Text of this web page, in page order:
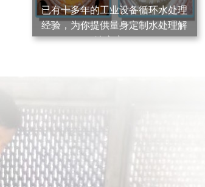
已有十多年的工业设备循环水处理
经验，为你提供量身定制水处理解
决方案。